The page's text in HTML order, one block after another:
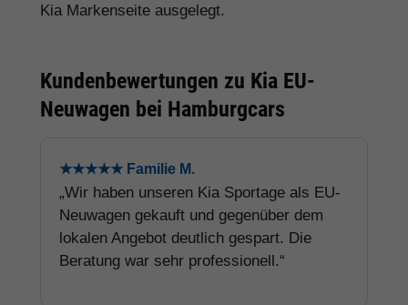
Kia Markenseite ausgelegt.
Kundenbewertungen zu Kia EU-
Neuwagen bei Hamburgcars
★★★★★ Familie M.
„Wir haben unseren Kia Sportage als EU-
Neuwagen gekauft und gegenüber dem
lokalen Angebot deutlich gespart. Die
Beratung war sehr professionell.“